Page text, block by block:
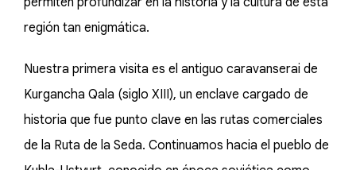
región tan enigmática.
Nuestra primera visita es el antiguo caravanserai de
Kurgancha Qala (siglo XIII), un enclave cargado de
historia que fue punto clave en las rutas comerciales
de la Ruta de la Seda. Continuamos hacia el pueblo de